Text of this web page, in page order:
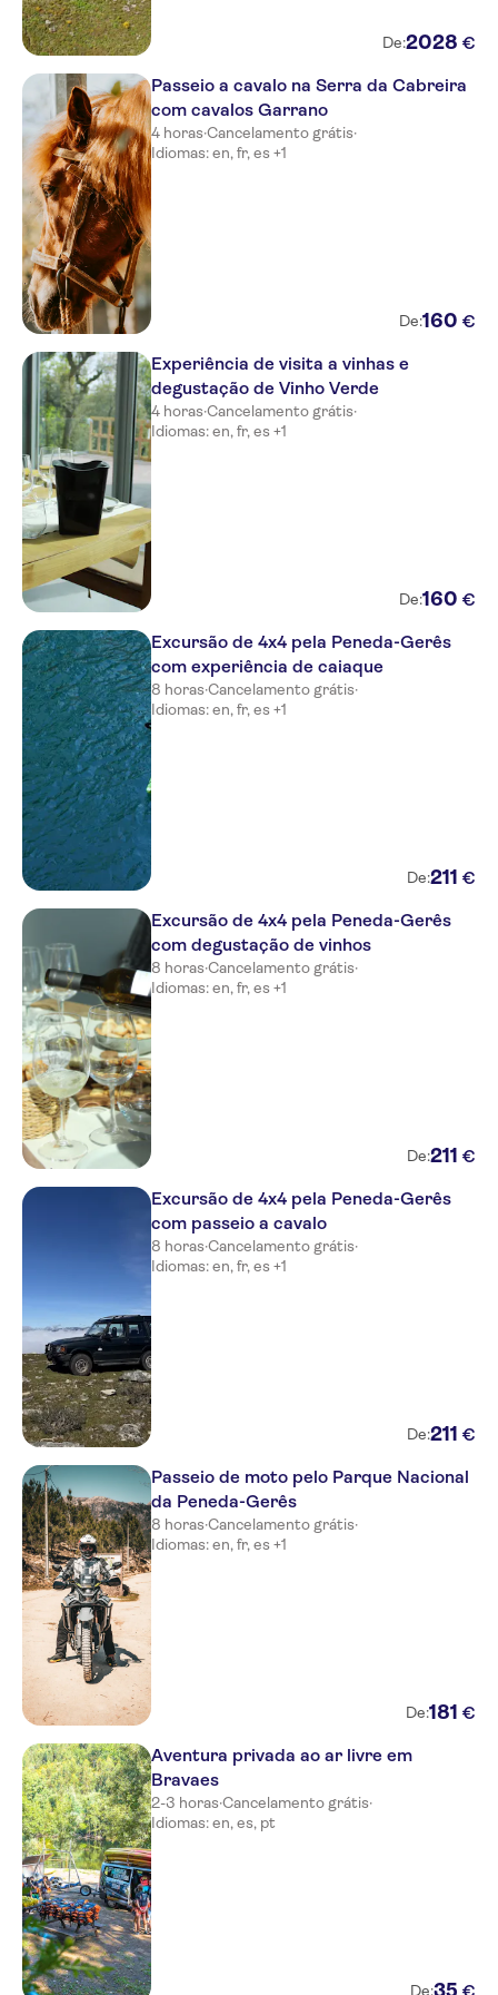
De:2028 €
Passeio a cavalo na Serra da Cabreira
com cavalos Garrano
4 horas·Cancelamento grátis·
Idiomas: en, fr, es +1
De:160 €
Experiência de visita a vinhas e
degustação de Vinho Verde
4 horas·Cancelamento grátis·
Idiomas: en, fr, es +1
De:160 €
Excursão de 4x4 pela Peneda-Gerês
com experiência de caiaque
8 horas·Cancelamento grátis·
Idiomas: en, fr, es +1
De:211 €
Excursão de 4x4 pela Peneda-Gerês
com degustação de vinhos
8 horas·Cancelamento grátis·
Idiomas: en, fr, es +1
De:211 €
Excursão de 4x4 pela Peneda-Gerês
com passeio a cavalo
8 horas·Cancelamento grátis·
Idiomas: en, fr, es +1
De:211 €
Passeio de moto pelo Parque Nacional
da Peneda-Gerês
8 horas·Cancelamento grátis·
Idiomas: en, fr, es +1
De:181 €
Aventura privada ao ar livre em
Bravaes
2-3 horas·Cancelamento grátis·
Idiomas: en, es, pt
De:35